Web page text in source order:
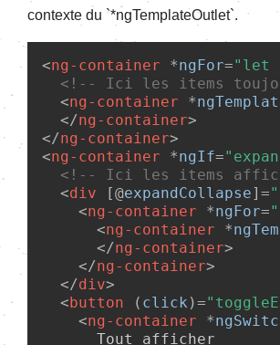
contexte du `*ngTemplateOutlet`.
<ng-container *ngFor="let
<!-- Ici les items
<ng-container *
</ng-container>
</ng-container>
<ng-container *ngIf=
<!-- Ici les items
<div [@expandCollapse]=
<ng-container *ngFor=
<ng-container *
</ng-container>
</ng-container>
</div>
<button ( click )=
<ng-container *
      Tout afficher